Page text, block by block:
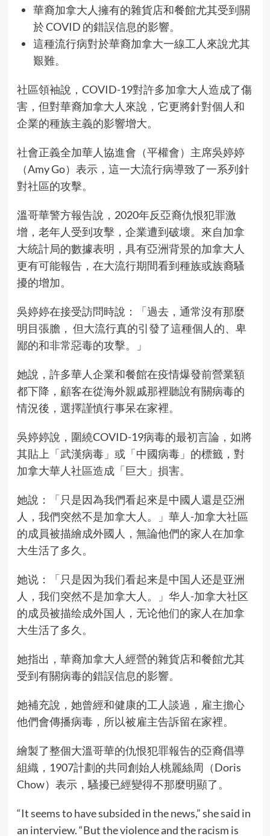
華裔加拿大人擁有的雜貨店和餐館尤其受到關
於 COVID 的錯誤信息的影響。
這種流行病對於華裔加拿大一線工人來說尤其
艱難。
社區領袖說，COVID-19對許多加拿大人造成了傷
害，但對華裔加拿大人來說，它更將針對個人和
企業的種族主義的影響增大。
社會正義全加華人協進會（平權會）主席吳婷婷
（Amy Go）表示，這一大流行病導致了一系列針
對社區的攻擊。
溫哥華警方報告說，2020年反亞裔仇恨犯罪激
增，老年人受到攻擊，企業遭到破壞。來自加拿
大統計局的數據表明，具有亞洲背景的加拿大人
更有可能報告，在大流行期間看到種族或族裔騷
擾的增加。
吳婷婷在接受訪問時說：「過去，通常沒有那麼
明目張膽， 但大流行真的引發了這種個人的、卑
鄙的和非常惡毒的攻擊。」
她說，許多華人企業和餐館在疫情爆發前營業額
都下降，顧客在從海外親戚那裡聽說有關病毒的
情況後，選擇謹慎行事呆在家裡。
吳婷婷說，圍繞COVID-19病毒的最初言論，如將
其貼上「武漢病毒」或「中國病毒」的標籤，對
加拿大華人社區造成「巨大」損害。
她說：「只是因為我們看起來是中國人還是亞洲
人，我們突然不是加拿大人。」華人-加拿大社區
的成員被描繪成外國人，無論他們的家人在加拿
大生活了多久。
她说：「只是因为我们看起来是中国人还是亚洲
人，我们突然不是加拿大人。」华人-加拿大社区
的成员被描绘成外国人，无论他们的家人在加拿
大生活了多久。
她指出，華裔加拿大人經營的雜貨店和餐館尤其
受到有關病毒的錯誤信息的影響。
她補充說，她曾經和健康的工人談過，雇主擔心
他們會傳播病毒，所以被雇主告訴留在家裡。
繪製了整個大溫哥華的仇恨犯罪報告的亞裔倡導
組織，1907計劃的共同創始人桃麗絲周（Doris
Chow）表示，騷擾已經變得不那麼明顯了。
“It seems to have subsided in the news,” she said in
an interview. “But the violence and the racism is